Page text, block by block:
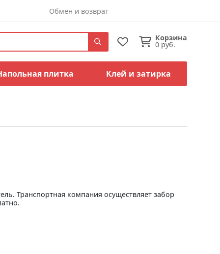
Обмен и возврат
Корзина
0 руб.
плитка Клей и затирка
Транспортная компания осуществляет забор